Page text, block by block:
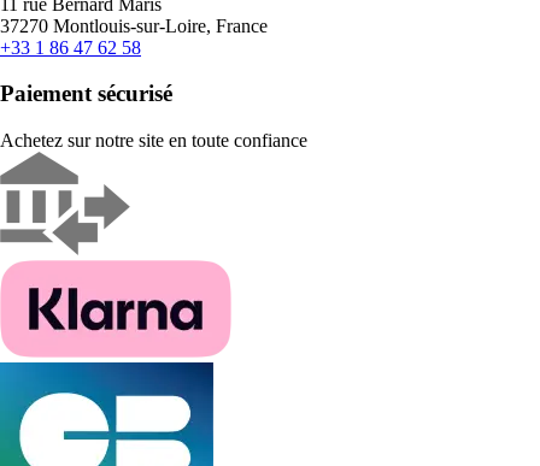
37270 Montlouis-sur-Loire, France
+33 1 86 47 62 58
Paiement sécurisé
Achetez sur notre site en toute confiance